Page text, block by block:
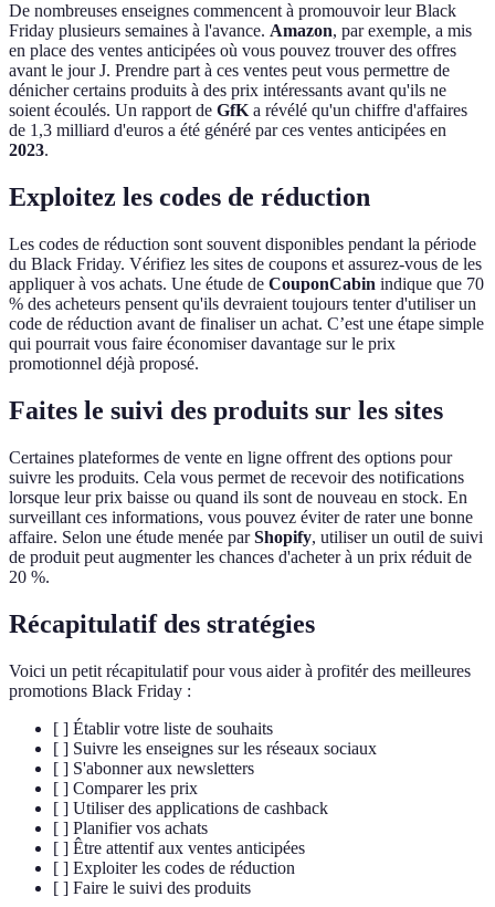
De nombreuses enseignes commencent à promouvoir leur Black
Friday plusieurs semaines à l'avance. Amazon, par exemple, a mis
en place des ventes anticipées où vous pouvez trouver des offres
avant le jour J. Prendre part à ces ventes peut vous permettre de
dénicher certains produits à des prix intéressants avant qu'ils ne
soient écoulés. Un rapport de GfK a révélé qu'un chiffre d'affaires
de 1,3 milliard d'euros a été généré par ces ventes anticipées en
2023.
Exploitez les codes de réduction
Les codes de réduction sont souvent disponibles pendant la période
du Black Friday. Vérifiez les sites de coupons et assurez-vous de les
appliquer à vos achats. Une étude de CouponCabin indique que 70
% des acheteurs pensent qu'ils devraient toujours tenter d'utiliser un
code de réduction avant de finaliser un achat. C’est une étape simple
qui pourrait vous faire économiser davantage sur le prix
promotionnel déjà proposé.
Faites le suivi des produits sur les sites
Certaines plateformes de vente en ligne offrent des options pour
suivre les produits. Cela vous permet de recevoir des notifications
lorsque leur prix baisse ou quand ils sont de nouveau en stock. En
surveillant ces informations, vous pouvez éviter de rater une bonne
affaire. Selon une étude menée parShopify, utiliser un outil de suivi
de produit peut augmenter les chances d'acheter à un prix réduit de
20 %.
Récapitulatif des stratégies
Voici un petit récapitulatif pour vous aider à profitér des meilleures
promotions Black Friday :
[ ] Établir votre liste de souhaits
[ ] Suivre les enseignes sur les réseaux sociaux
[ ] S'abonner aux newsletters
[ ] Comparer les prix
[ ] Utiliser des applications de cashback
[ ] Planifier vos achats
[ ] Être attentif aux ventes anticipées
[ ] Exploiter les codes de réduction
[ ] Faire le suivi des produits